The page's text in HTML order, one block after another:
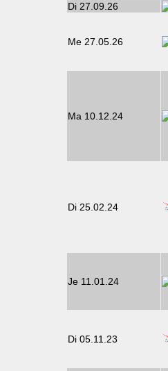
Di 27.09.26
Me 27.05.26
Ma 10.12.24
Di 25.02.24
Je 11.01.24
Di 05.11.23